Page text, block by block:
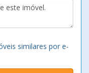
similares por e-